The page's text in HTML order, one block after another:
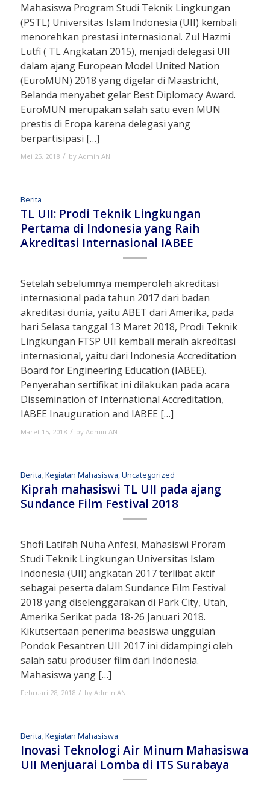
Mahasiswa Program Studi Teknik Lingkungan
(PSTL) Universitas Islam Indonesia (UII) kembali
menorehkan prestasi internasional. Zul Hazmi
Lutfi ( TL Angkatan 2015), menjadi delegasi UII
dalam ajang European Model United Nation
(EuroMUN) 2018 yang digelar di Maastricht,
Belanda menyabet gelar Best Diplomacy Award.
EuroMUN merupakan salah satu even MUN
prestis di Eropa karena delegasi yang
berpartisipasi […]
Mei 25, 2018 / by Admin AN
Berita
TL UII: Prodi Teknik Lingkungan
Pertama di Indonesia yang Raih
Akreditasi Internasional IABEE
Setelah sebelumnya memperoleh akreditasi
internasional pada tahun 2017 dari badan
akreditasi dunia, yaitu ABET dari Amerika, pada
hari Selasa tanggal 13 Maret 2018, Prodi Teknik
Lingkungan FTSP UII kembali meraih akreditasi
internasional, yaitu dari Indonesia Accreditation
Board for Engineering Education (IABEE).
Penyerahan sertifikat ini dilakukan pada acara
Dissemination of International Accreditation,
IABEE Inauguration and IABEE […]
Maret 15, 2018 / by Admin AN
Berita, Kegiatan Mahasiswa, Uncategorized
Kiprah mahasiswi TL UII pada ajang
Sundance Film Festival 2018
Shofi Latifah Nuha Anfesi, Mahasiswi Proram
Studi Teknik Lingkungan Universitas Islam
Indonesia (UII) angkatan 2017 terlibat aktif
sebagai peserta dalam Sundance Film Festival
2018 yang diselenggarakan di Park City, Utah,
Amerika Serikat pada 18-26 Januari 2018.
Kikutsertaan penerima beasiswa unggulan
Pondok Pesantren UII 2017 ini didampingi oleh
salah satu produser film dari Indonesia.
Mahasiswa yang […]
Februari 28, 2018 / by Admin AN
Berita, Kegiatan Mahasiswa
Inovasi Teknologi Air Minum Mahasiswa
UII Menjuarai Lomba di ITS Surabaya